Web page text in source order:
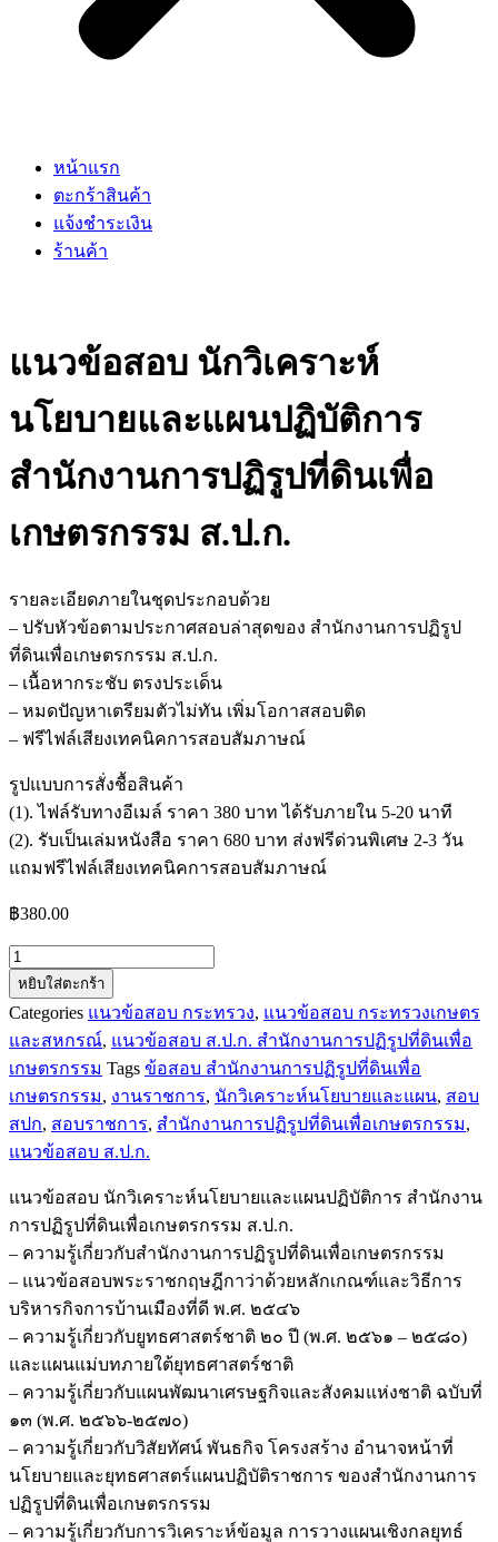
หน้าแรก
ตะกร้าสินค้า
แจ้งชำระเงิน
ร้านค้า
แนวข้อสอบ นักวิเคราะห์
นโยบายและแผนปฏิบัติการ
สำนักงานการปฏิรูปที่ดินเพื่อ
เกษตรกรรม ส.ป.ก.
รายละเอียดภายในชุดประกอบด้วย
– ปรับหัวข้อตามประกาศสอบล่าสุดของ สำนักงานการปฏิรูป
ที่ดินเพื่อเกษตรกรรม ส.ป.ก.
– เนื้อหากระชับ ตรงประเด็น
– หมดปัญหาเตรียมตัวไม่ทัน เพิ่มโอกาสสอบติด
– ฟรีไฟล์เสียงเทคนิคการสอบสัมภาษณ์
รูปแบบการสั่งชื้อสินค้า
(1). ไฟล์รับทางอีเมล์ ราคา 380 บาท ได้รับภายใน 5-20 นาที
(2). รับเป็นเล่มหนังสือ ราคา 680 บาท ส่งฟรีด่วนพิเศษ 2-3 วัน
แถมฟรีไฟล์เสียงเทคนิคการสอบสัมภาษณ์
฿380.00
จำนวน
แนว
ข้อสอบ
นัก
วิเคราะห์
นโยบาย
และ
แผน
การ
สำนักงาน
การ
ปฏิรูป
ที่ดิน
เพื่อ
เกษตรกรรม
ส.ป.ก.
ชิ้น
หยิบใส่ตะกร้า
Categories แนวข้อสอบ กระทรวง, แนวข้อสอบ กระทรวงเกษตร
และสหกรณ์, แนวข้อสอบ ส.ป.ก. สำนักงานการปฏิรูปที่ดินเพื่อ
เกษตรกรรม Tags ข้อสอบ สำนักงานการปฏิรูปที่ดินเพื่อ
เกษตรกรรม, งานราชการ, นักวิเคราะห์นโยบายและแผน, สอบ
สปก, สอบราชการ, สำนักงานการปฏิรูปที่ดินเพื่อเกษตรกรรม,
แนวข้อสอบ ส.ป.ก.
แนวข้อสอบ นักวิเคราะห์นโยบายและแผนปฏิบัติการ สำนักงาน
การปฏิรูปที่ดินเพื่อเกษตรกรรม ส.ป.ก.
– ความรู้เกี่ยวกับสำนักงานการปฏิรูปที่ดินเพื่อเกษตรกรรม
– แนวข้อสอบพระราชกฤษฎีกาว่าด้วยหลักเกณฑ์และวิธีการ
บริหารกิจการบ้านเมืองที่ดี พ.ศ. ๒๕๔๖
– ความรู้เกี่ยวกับยูทธศาสตร์ชาติ ๒๐ ปี (พ.ศ. ๒๕๖๑ – ๒๕๘๐)
และแผนแม่บทภายใต้ยุทธศาสตร์ชาติ
– ความรู้เกี่ยวกับแผนพัฒนาเศรษฐกิจและสังคมแห่งชาติ ฉบับที่
๑๓ (พ.ศ. ๒๕๖๖-๒๕๗๐)
– ความรู้เกี่ยวกับวิสัยทัศน์ พันธกิจ โครงสร้าง อำนาจหน้าที่
นโยบายและยุทธศาสตร์แผนปฏิบัติราชการ ของสำนักงานการ
ปฏิรูปที่ดินเพื่อเกษตรกรรม
– ความรู้เกี่ยวกับการวิเคราะห์ข้อมูล การวางแผนเชิงกลยุทธ์